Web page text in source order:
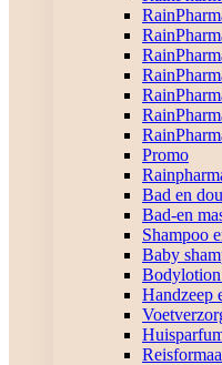
Promo
Bad en
Bad-en
Shampoo
Baby
Bodylotion
Handzeep